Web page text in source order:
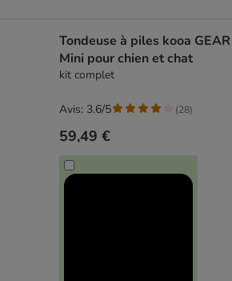
Tondeuse à piles kooa GEAR
Mini pour chien et chat
kit complet
59,49 €
Avis: 3.6/5 (28)